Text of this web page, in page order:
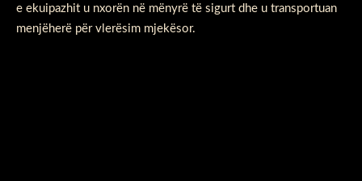
e ekuipazhit u nxorën në mënyrë të sigurt dhe u transportuan
menjëherë për vlerësim mjekësor.